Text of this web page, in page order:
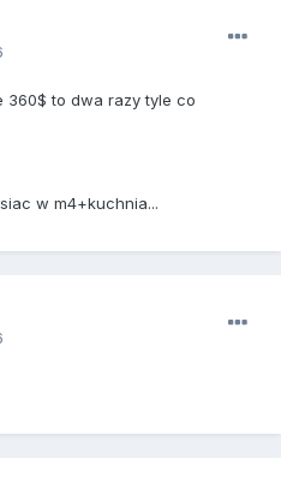
360$ to dwa razy tyle co
w m4+kuchnia...